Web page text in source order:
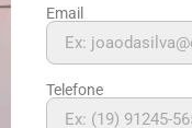
Email
Telefone